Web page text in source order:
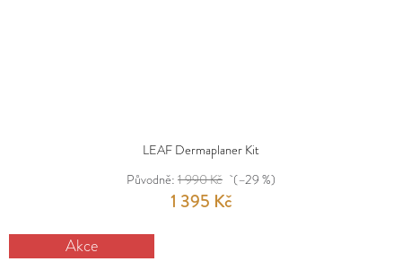
LEAF Dermaplaner Kit
Původně: 1 990 Kč (–29 %)
1 395 Kč
Akce